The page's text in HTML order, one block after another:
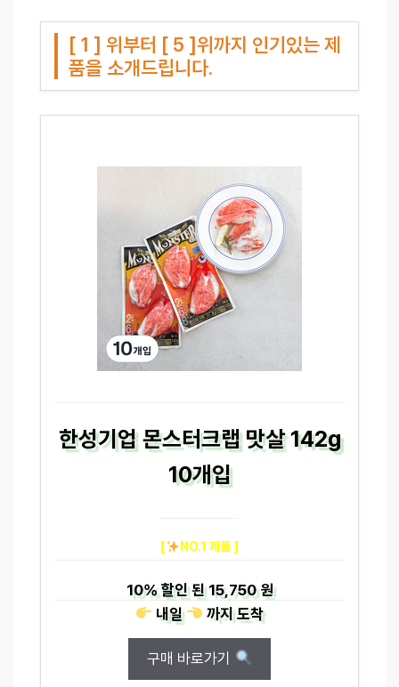
[ 1 ] 위부터 [ 5 ]위까지 인기있는 제
품을 소개드립니다.
한성기업 몬스터크랩 맛살 142g
10개입
[ NO.1 제품 ]
10%할인 된15,750 원
내일
까지도착
구매 바로가기